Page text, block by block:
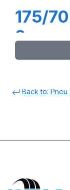
175/
2
Back to: Pneu